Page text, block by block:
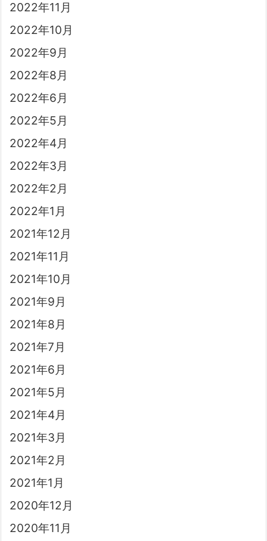
2022年11月
2022年10月
2022年9月
2022年8月
2022年6月
2022年5月
2022年4月
2022年3月
2022年2月
2022年1月
2021年12月
2021年11月
2021年10月
2021年9月
2021年8月
2021年7月
2021年6月
2021年5月
2021年4月
2021年3月
2021年2月
2021年1月
2020年12月
2020年11月